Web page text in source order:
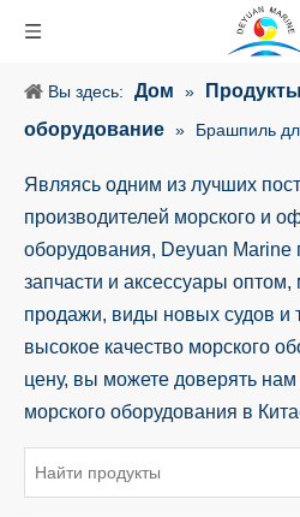
Вы здесь: Дом » Продукты
оборудование » Брашпиль
Являясь одним из лучших
производителей морского и
оборудования, Deyuan Marine
запчасти и аксессуары оптом,
продажи, виды новых судов
высокое качество морского
цену, вы можете доверять
морского оборудования в